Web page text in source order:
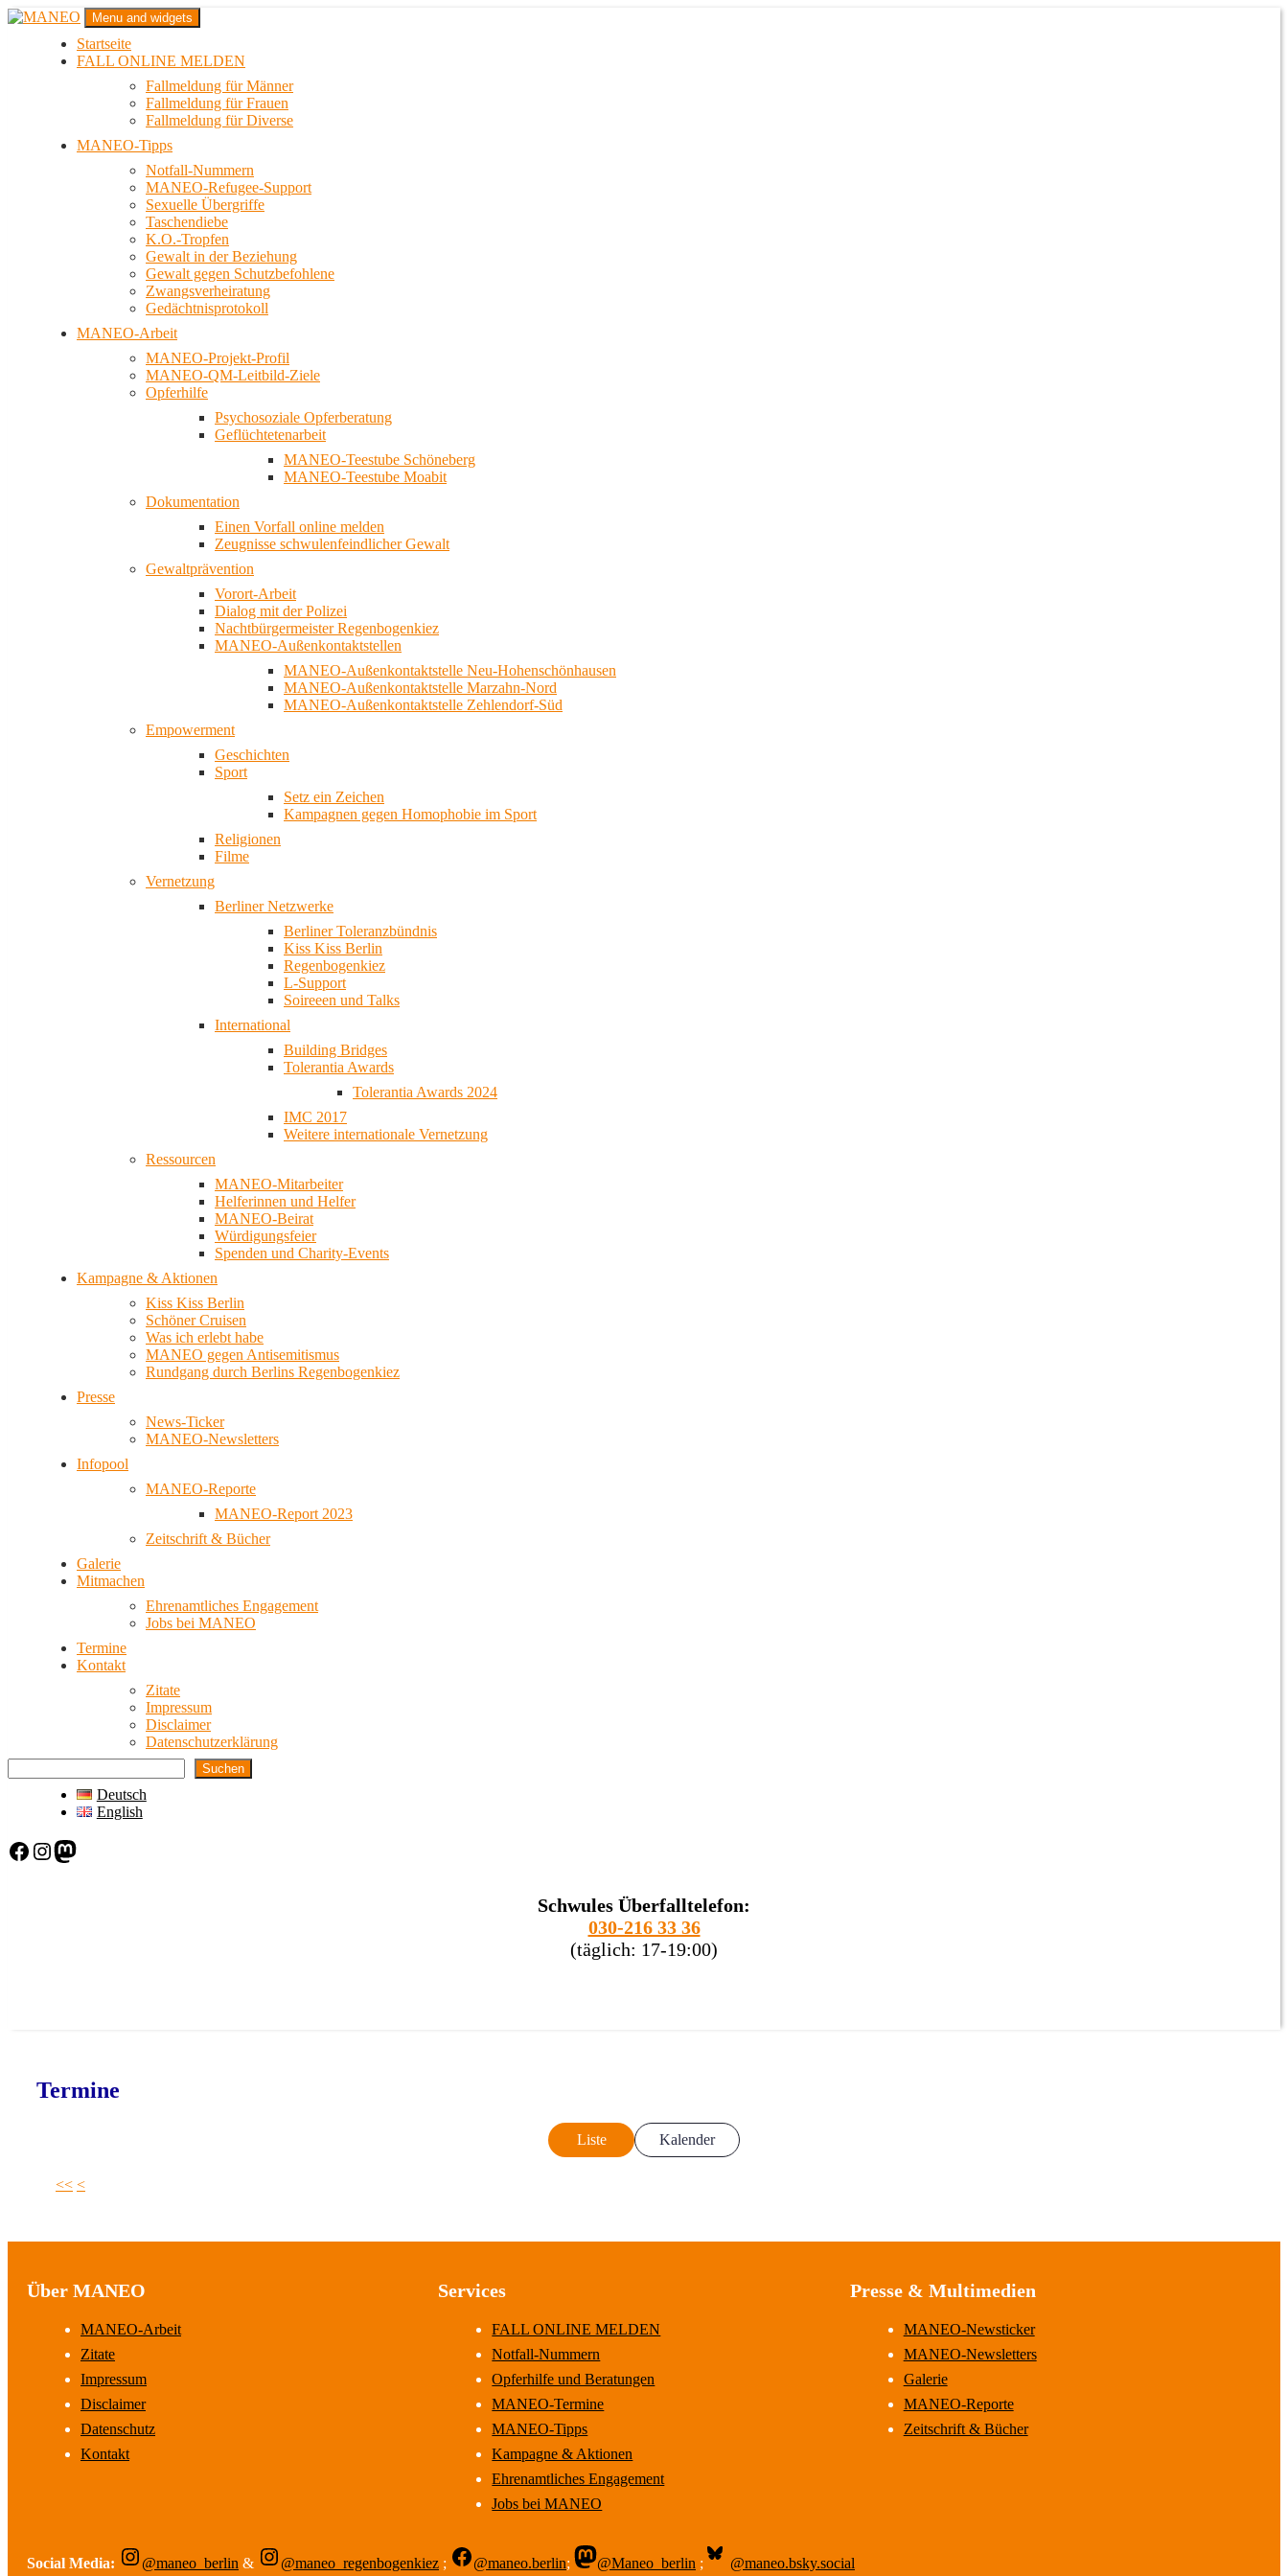
Zum
MANEO
Das schwule Anti-Gewalt-Projekt in Berlin
Menu and widgets
Startseite
FALL ONLINE MELDEN
Fallmeldung für Männer
Fallmeldung für Frauen
Fallmeldung für Diverse
MANEO-Tipps
Notfall-Nummern
MANEO-Refugee-Support
Sexuelle Übergriffe
Taschendiebe
K.O.-Tropfen
Gewalt in der Beziehung
Gewalt gegen Schutzbefohlene
Zwangsverheiratung
Gedächtnisprotokoll
MANEO-Arbeit
MANEO-Projekt-Profil
MANEO-QM-Leitbild-Ziele
Opferhilfe
Psychosoziale Opferberatung
Geflüchtetenarbeit
MANEO-Teestube Schöneberg
MANEO-Teestube Moabit
Dokumentation
Einen Vorfall online melden
Zeugnisse schwulenfeindlicher Gewalt
Gewaltprävention
Vorort-Arbeit
Dialog mit der Polizei
Nachtbürgermeister Regenbogenkiez
MANEO-Außenkontaktstellen
MANEO-Außenkontaktstelle Neu-Hohenschönhausen
MANEO-Außenkontaktstelle Marzahn-Nord
MANEO-Außenkontaktstelle Zehlendorf-Süd
Empowerment
Geschichten
Sport
Setz ein Zeichen
Kampagnen gegen Homophobie im Sport
Religionen
Filme
Vernetzung
Berliner Netzwerke
Berliner Toleranzbündnis
Kiss Kiss Berlin
Regenbogenkiez
L-Support
Soireeen und Talks
International
Building Bridges
Tolerantia Awards
Tolerantia Awards 2024
IMC 2017
Weitere internationale Vernetzung
Ressourcen
MANEO-Mitarbeiter
Helferinnen und Helfer
MANEO-Beirat
Würdigungsfeier
Spenden und Charity-Events
Kampagne & Aktionen
Kiss Kiss Berlin
Schöner Cruisen
Was ich erlebt habe
MANEO gegen Antisemitismus
Rundgang durch Berlins Regenbogenkiez
Presse
News-Ticker
MANEO-Newsletters
Infopool
MANEO-Reporte
MANEO-Report 2023
Zeitschrift & Bücher
Galerie
Mitmachen
Ehrenamtliches Engagement
Jobs bei MANEO
Termine
Kontakt
Zitate
Impressum
Disclaimer
Datenschutzerklärung
Suchen
Deutsch
English
Facebook Instagram Mastodon
Schwules Überfalltelefon:
030-216 33 36
(täglich: 17-19:00)
Termine
Liste Kalender
<< <
Über MANEO
MANEO-Arbeit
Zitate
Impressum
Disclaimer
Datenschutz
Kontakt
Services
FALL ONLINE MELDEN
Notfall-Nummern
Opferhilfe und Beratungen
MANEO-Termine
MANEO-Tipps
Kampagne & Aktionen
Ehrenamtliches Engagement
Jobs bei MANEO
Presse & Multimedien
MANEO-Newsticker
MANEO-Newsletters
Galerie
MANEO-Reporte
Zeitschrift & Bücher
Social Media: @maneo_berlin & @maneo_regenbogenkiez ; @maneo.berlin; @Maneo_berlin ; @maneo.bsky.social